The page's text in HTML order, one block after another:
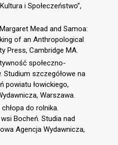
i Społeczeństwo”,
Mead and Samoa:
of an Anthropological
Press, Cambridge MA.
społeczno-
Studium szczegółowe na
powiatu łowickiego,
Warszawa.
chłopa do rolnika.
Bocheń. Studia nad
Agencja Wydawnicza,